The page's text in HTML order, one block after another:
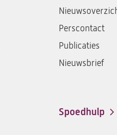
Perscontact
Publicaties
Nieuwsbrief
Spoedhulp